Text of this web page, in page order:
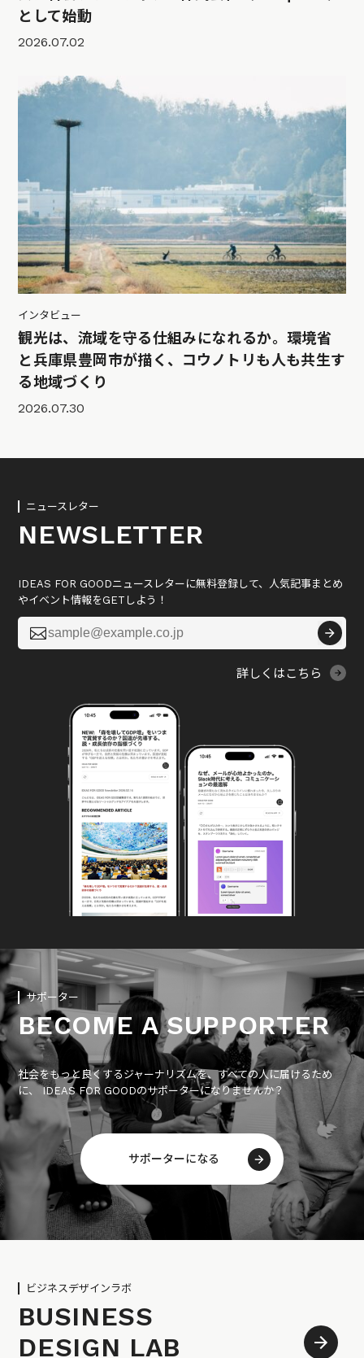
として始動
2026.07.02
インタビュー
観光は、流域を守る仕組みになれるか。環境省
と兵庫県豊岡市が描く、コウノトリも人も共生す
る地域づくり
2026.07.30
ニュースレター
NEWSLETTER
IDEAS FOR GOODニュースレターに無料登録して、人気記事まとめ
やイベント情報をGETしよう！

詳しくはこちら
サポーター
BECOME A SUPPORTER
社会をもっと良くするジャーナリズムを、すべての人に届けるため
に、 IDEAS FOR GOODのサポーターになりませんか？
サポーターになる
ビジネスデザインラボ
BUSINESS
DESIGN LAB